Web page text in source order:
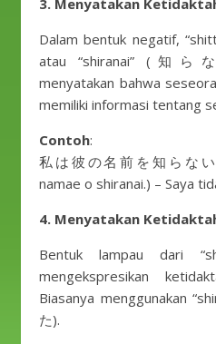
3. Menyatakan
Dalam bentuk negatif,
atau “shiranai” (知ら
menyatakan bahwa
memiliki informasi tentang
Contoh:
私は彼の名前を知らな
namae o shiranai.) – Saya
4. Menyatakan
Bentuk lampau dari
mengekspresikan
Biasanya menggunakan
た).